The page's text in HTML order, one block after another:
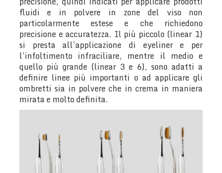
fluidi e in polvere in zone del viso non
particolarmente estese e che richiedono
precisione e accuratezza. Il più piccolo (linear 1)
si presta all’applicazione di eyeliner e per
l’infoltimento infraciliare, mentre il medio e
quello più grande (linear 3 e 6), sono adatti a
definire linee più importanti o ad applicare gli
ombretti sia in polvere che in crema in maniera
mirata e molto definita.